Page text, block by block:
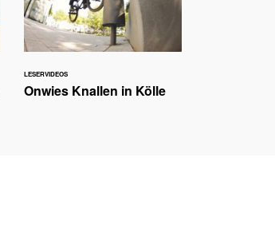
LESERVIDEOS
Onwies Knallen in Kölle